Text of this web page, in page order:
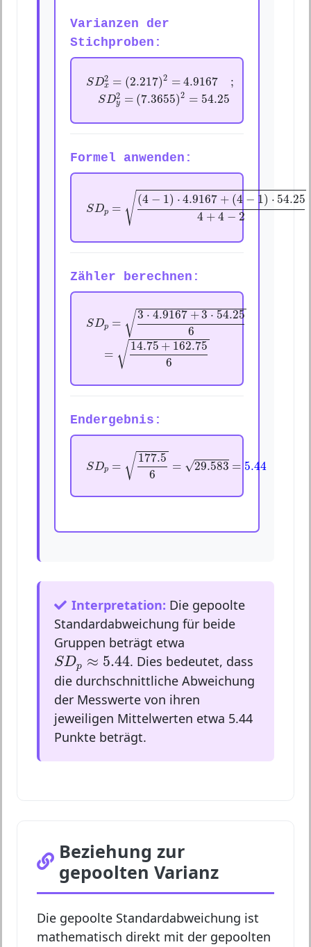
Varianzen der
Stichproben:
SD2
x = (2.217)2 = 4.9167 ;
SDx2 2.217 ) 2 = 4.9167
SD2
y = (7.3655)2 = 54.25
y2= 7.3655 )2=54.25
Formel anwenden:
SDp = √(4 − 1) ⋅ 4.9167 + (4 − 1) ⋅ 54.25
4 +4 − 2
1)⋅4.9167+(4−1)⋅54.254+4−2
Zähler berechnen:
SDp = √3 ⋅ 4.9167 +3 ⋅ 54.25
6
4.9167+3⋅54.256
= √14.75 + 162.75
6
14.75+162.756
Endergebnis:
SDp = √177.5
6
= √29.583 = 5.44
177.56=29.583
Interpretation: Die gepoolte
Standardabweichung für beide
Gruppen beträgt etwa
SDp ≈ 5.44
SDp ≈5.44 . Dies bedeutet, dass
die durchschnittliche Abweichung
der Messwerte von ihren
jeweiligen Mittelwerten etwa 5.44
Punkte beträgt.
Beziehung zur
gepoolten Varianz
Die gepoolte Standardabweichung ist
mathematisch direkt mit der gepoolten